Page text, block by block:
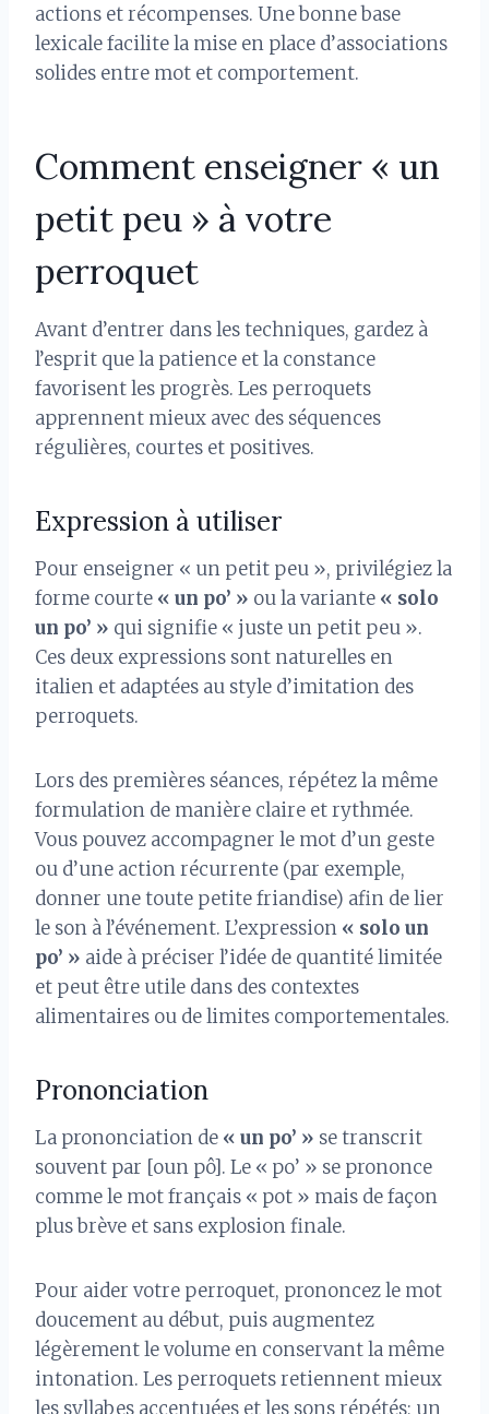
actions et récompenses. Une bonne base
lexicale facilite la mise en place d’associations
solides entre mot et comportement.
Comment enseigner « un
petit peu » à votre
perroquet
Avant d’entrer dans les techniques, gardez à
l’esprit que la patience et la constance
favorisent les progrès. Les perroquets
apprennent mieux avec des séquences
régulières, courtes et positives.
Expression à utiliser
Pour enseigner « un petit peu », privilégiez la
forme courte « un po’ » ou la variante « solo
un po’ » qui signifie « juste un petit peu ».
Ces deux expressions sont naturelles en
italien et adaptées au style d’imitation des
perroquets.
Lors des premières séances, répétez la même
formulation de manière claire et rythmée.
Vous pouvez accompagner le mot d’un geste
ou d’une action récurrente (par exemple,
donner une toute petite friandise) afin de lier
le son à l’événement. L’expression « solo un
po’ » aide à préciser l’idée de quantité limitée
et peut être utile dans des contextes
alimentaires ou de limites comportementales.
Prononciation
La prononciation de « un po’ » se transcrit
souvent par [oun pô]. Le « po’ » se prononce
comme le mot français « pot » mais de façon
plus brève et sans explosion finale.
Pour aider votre perroquet, prononcez le mot
doucement au début, puis augmentez
légèrement le volume en conservant la même
intonation. Les perroquets retiennent mieux
les syllabes accentuées et les sons répétés; un